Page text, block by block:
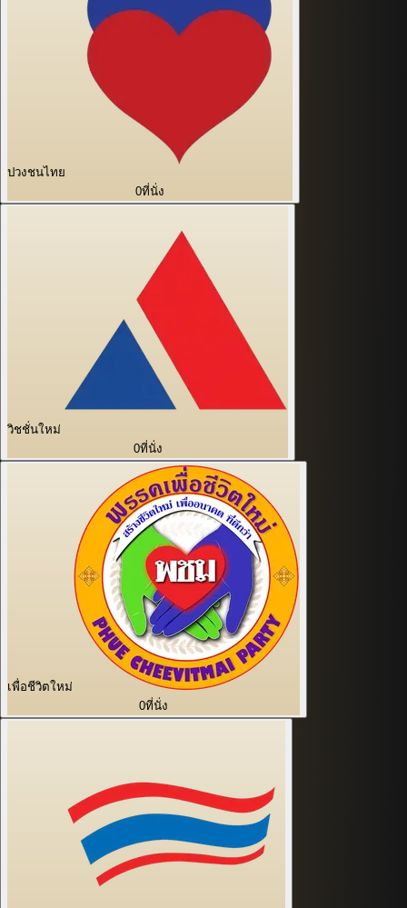
ปวงชนไทย
0ที่นั่ง
วิชชั่นใหม่
0ที่นั่ง
เพื่อชีวิตใหม่
0ที่นั่ง